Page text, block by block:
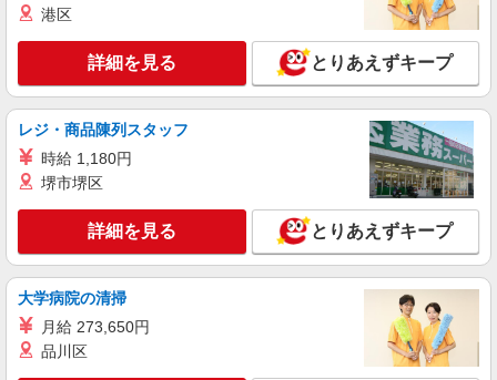
キープ 詳細を見る
派遣社員
株式会社kotrio /●SI-H-2076233
≪蓮田駅≫16時帰宅もOK♪病院で補助だけの
時給1600円〜2250円 ＜日払い有/週払い有/交
通費全支給(ガソリン代含む)＞
蓮田市 【蓮田駅そば】
キープ 詳細を見る
派遣社員
港区
詳細を見る とりあえずキープ
レジ・商品陳列スタッフ
時給 1,180円
堺市堺区
詳細を見る とりあえずキープ
大学病院の清掃
月給 273,650円
品川区